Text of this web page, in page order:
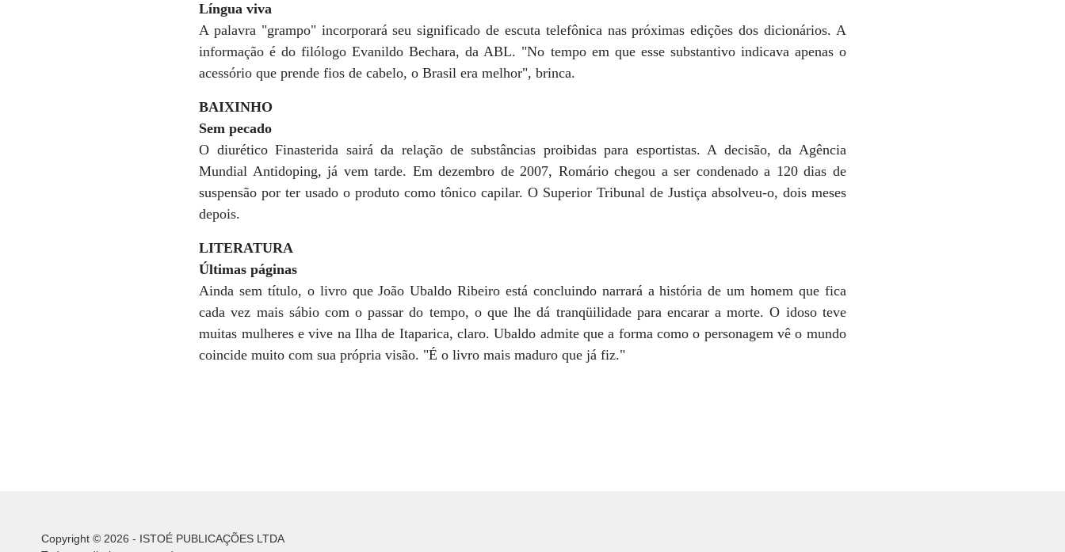
Língua viva
A palavra "grampo" incorporará seu significado de escuta telefônica nas próximas edições dos dicionários. A
informação é do filólogo Evanildo Bechara, da ABL. "No tempo em que esse substantivo indicava apenas o
acessório que prende fios de cabelo, o Brasil era melhor", brinca.
BAIXINHO
Sem pecado
O diurético Finasterida sairá da relação de substâncias proibidas para esportistas. A decisão, da Agência
Mundial Antidoping, já vem tarde. Em dezembro de 2007, Romário chegou a ser condenado a 120 dias de
suspensão por ter usado o produto como tônico capilar. O Superior Tribunal de Justiça absolveu-o, dois meses
depois.
LITERATURA
Últimas páginas
Ainda sem título, o livro que João Ubaldo Ribeiro está concluindo narrará a história de um homem que fica
cada vez mais sábio com o passar do tempo, o que lhe dá tranqüilidade para encarar a morte. O idoso teve
muitas mulheres e vive na Ilha de Itaparica, claro. Ubaldo admite que a forma como o personagem vê o mundo
coincide muito com sua própria visão. "É o livro mais maduro que já fiz."
Copyright © 2026 - ISTOÉ PUBLICAÇÕES LTDA